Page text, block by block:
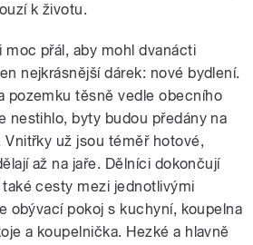
k životu.
moc přál, aby mohl dvanácti
nejkrásnější dárek: nové bydlení.
pozemku těsně vedle obecního
nestihlo, byty budou předány na
už jsou téměř hotové,
až na jaře. Dělníci dokončují
cesty mezi jednotlivými
obývací pokoj s kuchyní, koupelna
a koupelnička. Hezké a hlavně